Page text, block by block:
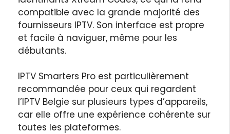
compatible avec la grande majorité des
fournisseurs IPTV. Son interface est propre
et facile à naviguer, même pour les
débutants.
IPTV Smarters Pro est particulièrement
recommandée pour ceux qui regardent
l’IPTV Belgie sur plusieurs types d’appareils,
car elle offre une expérience cohérente sur
toutes les plateformes.